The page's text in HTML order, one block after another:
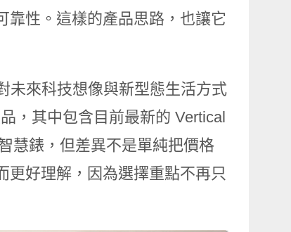
靠性。這樣的產品思路，也讓它
未來科技想像與新型態生活方式
，其中包含目前最新的 Vertical
慧錶，但差異不是單純把價格
更好理解，因為選擇重點不再只